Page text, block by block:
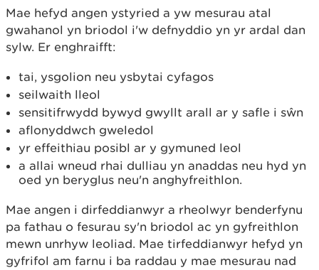
Mae hefyd angen ystyried a yw mesurau atal
gwahanol yn briodol i'w defnyddio yn yr ardal dan
sylw. Er enghraifft:
tai, ysgolion neu ysbytai cyfagos
seilwaith lleol
sensitifrwydd bywyd gwyllt arall ar y safle i sŵn
aflonyddwch gweledol
yr effeithiau posibl ar y gymuned leol
a allai wneud rhai dulliau yn anaddas neu hyd yn
oed yn beryglus neu'n anghyfreithlon.
Mae angen i dirfeddianwyr a rheolwyr benderfynu
pa fathau o fesurau sy'n briodol ac yn gyfreithlon
mewn unrhyw leoliad. Mae tirfeddianwyr hefyd yn
gyfrifol am farnu i ba raddau y mae mesurau nad